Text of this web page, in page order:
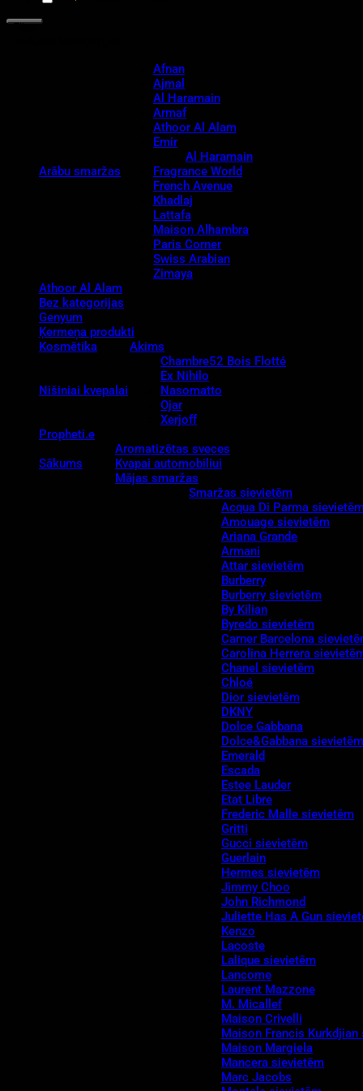
Filtrs
Arābu smaržas
Afnan
Ajmal
Al Haramain
Armaf
Athoor Al Alam
Emir
Al Haramain
Fragrance World
French Avenue
Khadlaj
Lattafa
Maison Alhambra
Paris Corner
Swiss Arabian
Zimaya
Athoor Al Alam
Bez kategorijas
Genyum
Ķermeņa produkti
Kosmētika
Akims
Nišiniai kvepalai
Chambre52 Bois Flotté
Ex Nihilo
Nasomatto
Ojar
Xerjoff
Propheti.e
Sākums
Aromatizētas sveces
Kvapai automobiliui
Mājas smaržas
Smaržas sievietēm
Acqua Di Parma
Amouage sievietēm
Ariana Grande
Armani
Attar sievietēm
Burberry
Burberry sievietēm
By Kilian
Byredo sievietēm
Carner Barcelona
Carolina Herrera
Chanel sievietēm
Chloé
Dior sievietēm
DKNY
Dolce Gabbana
Dolce&Gabbana sievietēm
Emerald
Escada
Estee Lauder
Etat Libre
Frederic Malle sievietēm
Gritti
Gucci sievietēm
Guerlain
Hermes sievietēm
Jimmy Choo
John Richmond
Juliette Has A Gun
Kenzo
Lacoste
Lalique sievietēm
Lancome
Laurent Mazzone
M. Micallef
Maison Crivelli
Maison Francis Kurkdjian
Maison Margiela
Mancera sievietēm
Marc Jacobs